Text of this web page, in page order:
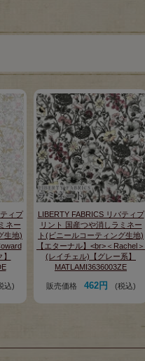
ィプ
ネー
生地)
込)
LIBERTY FABRICS リバティプ
リント 国産つや消しラミネー
ト(ビニールコーティング生地)
【エターナル】<br>＜Rachel＞
(レイチェル)【グレー系】
MATLAMI3636003ZE
販売価格 462円 (税込)